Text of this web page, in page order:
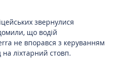
звернулися
що водій
не впорався з керуванням
на ліхтарний стовп.